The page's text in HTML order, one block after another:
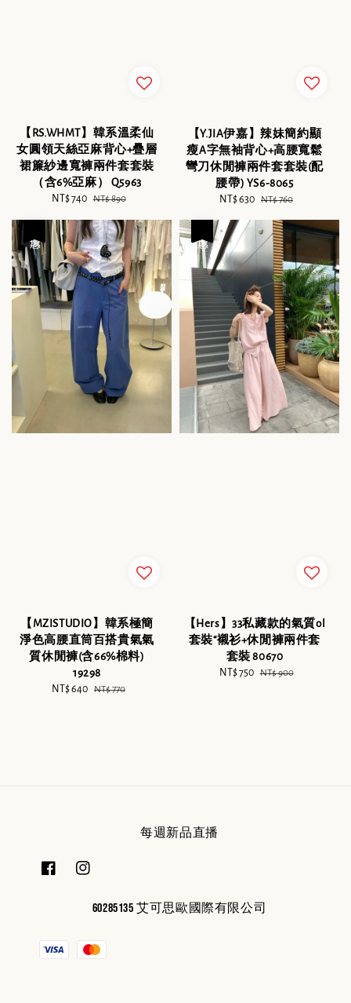
【RS.WHMT】韓系溫柔仙
女圓領天絲亞麻背心+疊層
裙簾紗邊寬褲兩件套套裝
（含6%亞麻） Q5963
Sale
NT$ 740 Regular
NT$ 890
【Y.JIA伊嘉】辣妹簡約顯
瘦A字無袖背心+高腰寬鬆
彎刀休閒褲兩件套套裝(配
腰帶) YS6-8065
Sale
NT$ 630 Regular
NT$ 760
【MZISTUDIO】韓系極簡
淨色高腰直筒百搭貴氣氣
質休閒褲(含66%棉料)
19298
Sale
NT$ 640 Regular
NT$ 770
【Hers】33私藏款的氣質ol
套裝“襯衫+休閒褲兩件套
套裝 80670
Sale
NT$ 750 Regular
NT$ 900
每週新品直播
60285135 艾可思歐國際有限公司